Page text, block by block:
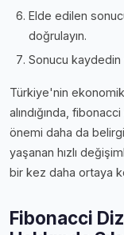
Elde edilen
doğrulayın.
Sonucu
Türkiye'nin
alındığında,
önemi daha da
yaşanan hızlı
bir kez daha ortaya
Fibonacci